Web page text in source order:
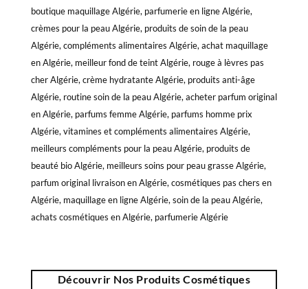
boutique maquillage Algérie, parfumerie en ligne Algérie,
crèmes pour la peau Algérie, produits de soin de la peau
Algérie, compléments alimentaires Algérie, achat maquillage
en Algérie, meilleur fond de teint Algérie, rouge à lèvres pas
cher Algérie, crème hydratante Algérie, produits anti-âge
Algérie, routine soin de la peau Algérie, acheter parfum original
en Algérie, parfums femme Algérie, parfums homme prix
Algérie, vitamines et compléments alimentaires Algérie,
meilleurs compléments pour la peau Algérie, produits de
beauté bio Algérie, meilleurs soins pour peau grasse Algérie,
parfum original livraison en Algérie, cosmétiques pas chers en
Algérie, maquillage en ligne Algérie, soin de la peau Algérie,
achats cosmétiques en Algérie, parfumerie Algérie
Découvrir Nos Produits Cosmétiques